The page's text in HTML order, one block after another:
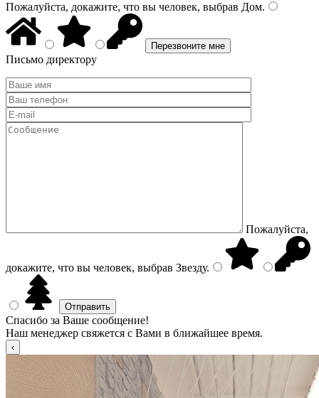
Пожалуйста, докажите, что вы человек, выбрав Дом.
Письмо директору
Пожалуйста,
докажите, что вы человек, выбрав Звезду.
Спасибо за Ваше сообщение!
Наш менеджер свяжется с Вами в ближайшее время.